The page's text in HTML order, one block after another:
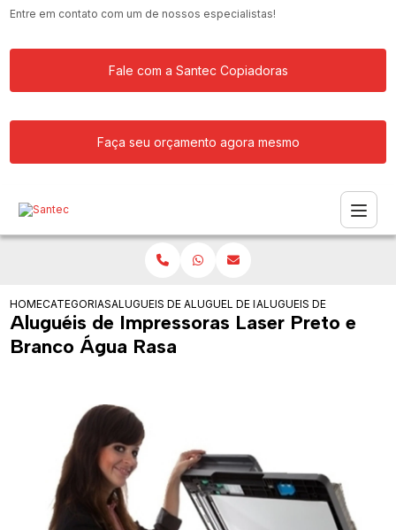
Entre em contato com um de nossos especialistas!
Fale com a Santec Copiadoras
Faça seu orçamento agora mesmo
HOMECATEGORIASALUGUEIS DE IMPRESSORAS
ALUGUEL DE IMPRESSORA
ALUGUEIS DE
Aluguéis de Impressoras Laser Preto e
Branco Água Rasa